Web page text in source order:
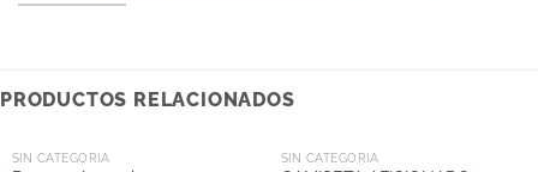
PRODUCTOS RELACIONADOS
SIN CATEGORIA SIN CATEGORIA